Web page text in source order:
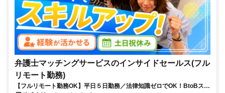
弁護士マッチングサービスのインサイドセールス(フル
リモート勤務)
【フルリモート勤務OK】平日５日勤務／法律知識ゼロでOK！BtoBスキ